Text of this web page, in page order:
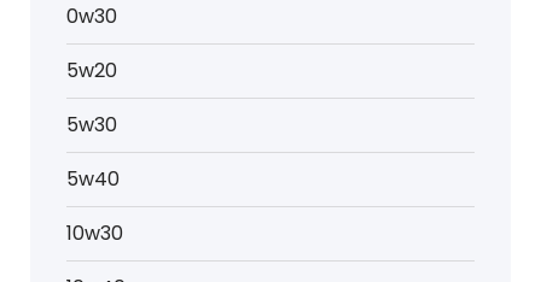
0w30
5w20
5w30
5w40
10w30